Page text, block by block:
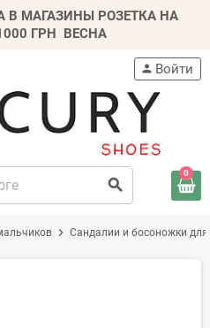
В МАГАЗИНЫ РОЗЕТКА НА
ГРН ВЕСНА
search
person Войти
0
chevron_right Сандалии и босоножки